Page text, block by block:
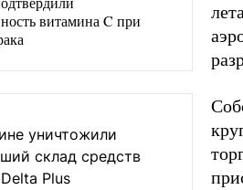
витамина C при
уничтожили
склад средств
Plus